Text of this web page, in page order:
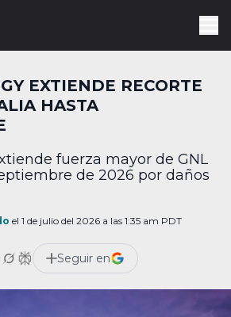
EXTIENDE RECORTE
HASTA
fuerza mayor de GNL
de 2026 por daños
el 1 de julio del 2026 a las 1:35 am PDT
Seguir en